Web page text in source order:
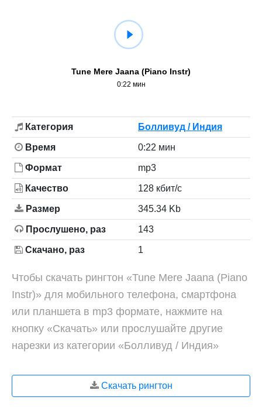
Tune Mere Jaana (Piano Instr)
0:22 мин
Категория Болливуд / Индия
Время 0:22 мин
Формат mp3
Качество 128 кбит/с
Размер 345.34 Kb
Прослушено, раз 143
Скачано, раз 1
Чтобы скачать рингтон «Tune Mere Jaana (Piano
Instr)» для мобильного телефона, смартфона
или планшета в mp3 формате, нажмите на
кнопку «Скачать» или прослушайте другие
нарезки из категории «Болливуд / Индия»
Скачать рингтон